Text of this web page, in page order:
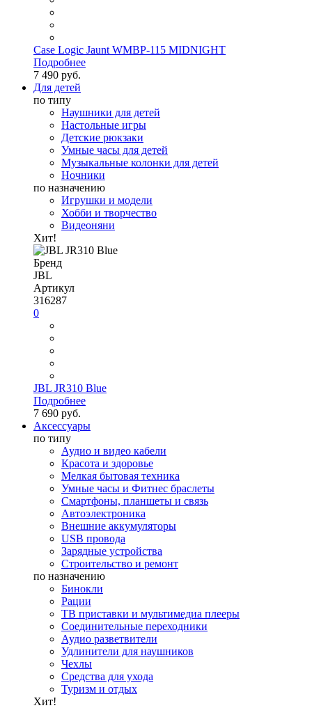
Case Logic Jaunt WMBP-115 MIDNIGHT
Подробнее
7 490 руб.
Для детей
по типу
Наушники для детей
Настольные игры
Детские рюкзаки
Умные часы для детей
Музыкальные колонки для детей
Ночники
по назначению
Игрушки и модели
Хобби и творчество
Видеоняни
Хит!
Бренд
JBL
Артикул
316287
0
JBL JR310 Blue
Подробнее
7 690 руб.
Аксессуары
по типу
Аудио и видео кабели
Красота и здоровье
Мелкая бытовая техника
Умные часы и Фитнес браслеты
Смартфоны, планшеты и связь
Автоэлектроника
Внешние аккумуляторы
USB провода
Зарядные устройства
Строительство и ремонт
по назначению
Бинокли
Рации
ТВ приставки и мультимедиа плееры
Соединительные переходники
Аудио разветвители
Удлинители для наушников
Чехлы
Средства для ухода
Туризм и отдых
Хит!